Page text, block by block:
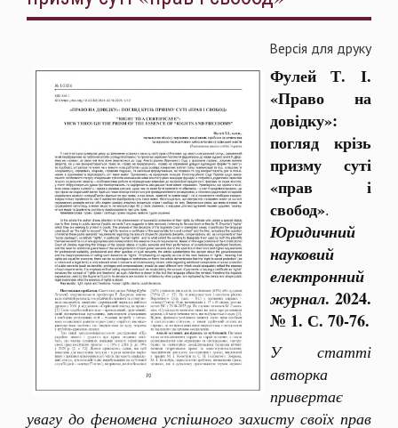
Версія для друку
Фулей Т. І.
«Право на
довідку»:
погляд крізь
призму суті
«прав і
свобод».
Юридичний
науковий
електронний
журнал. 2024.
№ 1. С. 70-76.
У статті
авторка
привертає
увагу до феномена успішного захисту своїх прав